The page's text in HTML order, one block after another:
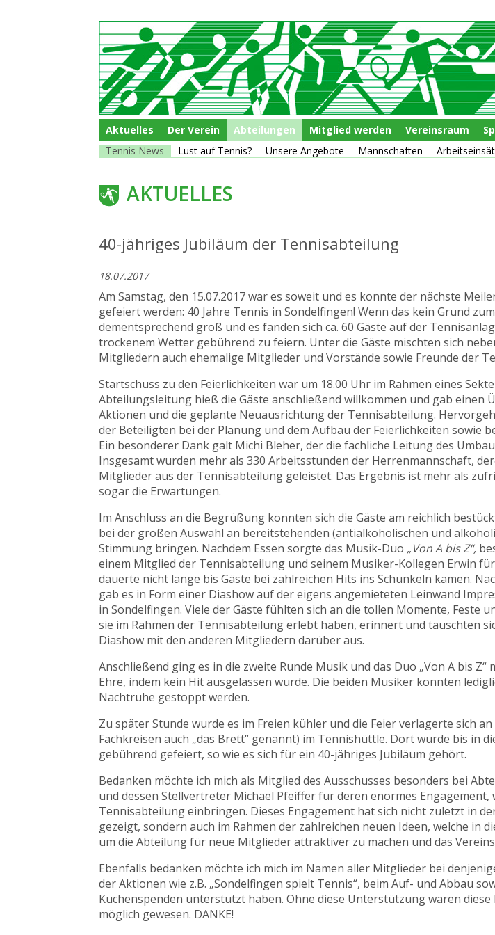
Navigation
überspringen
Aktuelles Der Verein Abteilungen Mitglied werden Vereinsraum
Navigation
Tennis News Lust auf Tennis? Unsere Angebote Mannschaften
AKTUELLES
40-jähriges Jubiläum der Tennisabteilung
18.07.2017
Am Samstag, den 15.07.2017 war es soweit und es konnte der nächste
gefeiert werden: 40 Jahre Tennis in Sondelfingen! Wenn das kein Grund
dementsprechend groß und es fanden sich ca. 60 Gäste auf der
trockenem Wetter gebührend zu feiern. Unter die Gäste mischten sich
Mitgliedern auch ehemalige Mitglieder und Vorstände sowie Freunde der
Startschuss zu den Feierlichkeiten war um 18.00 Uhr im Rahmen eines
Abteilungsleitung hieß die Gäste anschließend willkommen und gab einen
Aktionen und die geplante Neuausrichtung der Tennisabteilung.
der Beteiligten bei der Planung und dem Aufbau der Feierlichkeiten sowie
Ein besonderer Dank galt Michi Bleher, der die fachliche Leitung des
Insgesamt wurden mehr als 330 Arbeitsstunden der Herrenmannschaft,
Mitglieder aus der Tennisabteilung geleistet. Das Ergebnis ist mehr als
sogar die Erwartungen.
Im Anschluss an die Begrüßung konnten sich die Gäste am reichlich
bei der großen Auswahl an bereitstehenden (antialkoholischen und
Stimmung bringen. Nachdem Essen sorgte das Musik-Duo „Von A bis Z“,
einem Mitglied der Tennisabteilung und seinem Musiker-Kollegen Erwin
dauerte nicht lange bis Gäste bei zahlreichen Hits ins Schunkeln kamen.
gab es in Form einer Diashow auf der eigens angemieteten Leinwand
in Sondelfingen. Viele der Gäste fühlten sich an die tollen Momente, Feste
sie im Rahmen der Tennisabteilung erlebt haben, erinnert und tauschten
Diashow mit den anderen Mitgliedern darüber aus.
Anschließend ging es in die zweite Runde Musik und das Duo „Von A bis Z“
Ehre, indem kein Hit ausgelassen wurde. Die beiden Musiker konnten
Nachtruhe gestoppt werden.
Zu später Stunde wurde es im Freien kühler und die Feier verlagerte sich
Fachkreisen auch „das Brett“ genannt) im Tennishüttle. Dort wurde bis in
gebührend gefeiert, so wie es sich für ein 40-jähriges Jubiläum gehört.
Bedanken möchte ich mich als Mitglied des Ausschusses besonders bei
und dessen Stellvertreter Michael Pfeiffer für deren enormes Engagement,
Tennisabteilung einbringen. Dieses Engagement hat sich nicht zuletzt in
gezeigt, sondern auch im Rahmen der zahlreichen neuen Ideen, welche in
um die Abteilung für neue Mitglieder attraktiver zu machen und das
Ebenfalls bedanken möchte ich mich im Namen aller Mitglieder bei
der Aktionen wie z.B. „Sondelfingen spielt Tennis“, beim Auf- und Abbau
Kuchenspenden unterstützt haben. Ohne diese Unterstützung wären diese
möglich gewesen. DANKE!